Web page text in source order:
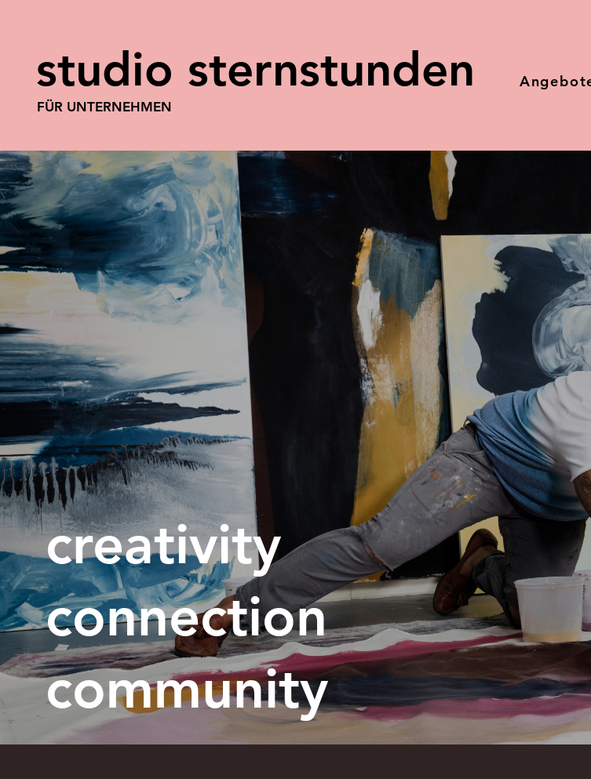
studio sternstunden
FÜR UNTERNEHMEN
creativity
connection
community